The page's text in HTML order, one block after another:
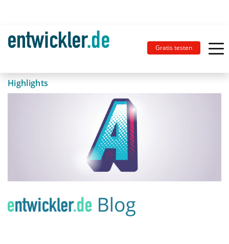
Gratis testen
Highlights